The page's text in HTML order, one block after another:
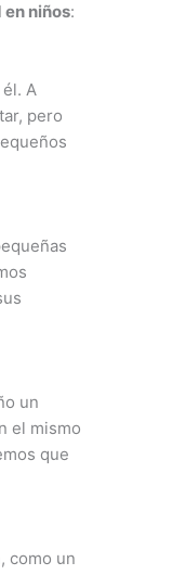
niños:
A
pero
un
el mismo
que
como un